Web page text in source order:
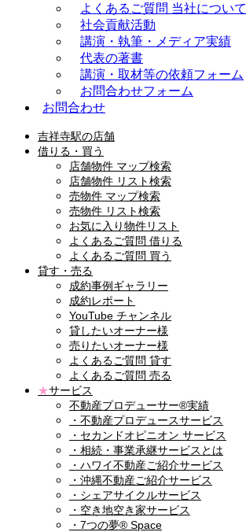
よくあるご質問 当社について
社会貢献活動
講演・執筆・メディア実績
代表の著書
講演・取材等の依頼フォーム
お問合わせフォーム
お問合わせ
吉祥寺駅の店舗
借りる・買う
店舗物件 マップ検索
店舗物件 リスト検索
売物件 マップ検索
売物件 リスト検索
お気に入り物件リスト
よくあるご質問 借りる
よくあるご質問 買う
貸す・売る
成約事例ギャラリー
成約レポート
YouTube チャンネル
貸したいオーナー様
売りたいオーナー様
よくあるご質問 貸す
よくあるご質問 売る
★サービス
不動産プロデューサー®実績
・不動産プロデュースサービス
・セカンドオピニオン サービス
・相続・事業承継サービスとは
・ハワイ不動産ご紹介サービス
・沖縄不動産ご紹介サービス
・シェアサイクルサービス
・空き地空き家サービス
・7つの夢® Space